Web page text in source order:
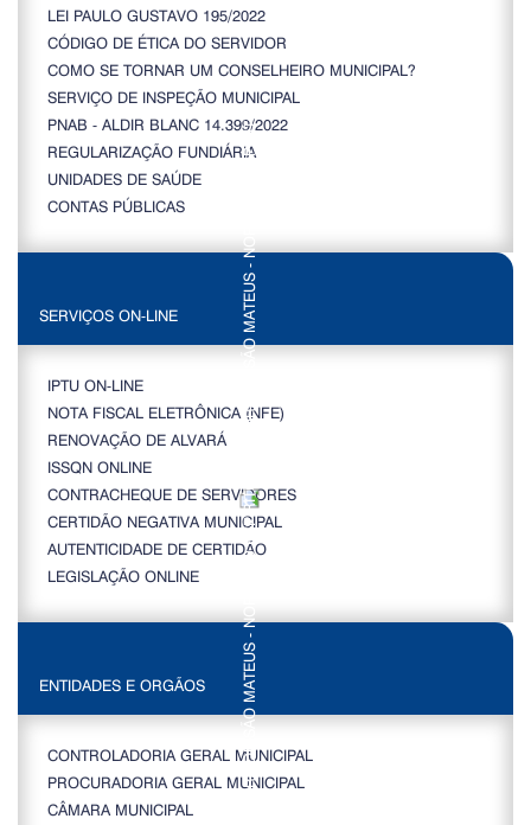
LEI PAULO GUSTAVO 195/2022
CÓDIGO DE ÉTICA DO SERVIDOR
COMO SE TORNAR UM CONSELHEIRO MUNICIPAL?
SERVIÇO DE INSPEÇÃO MUNICIPAL
PNAB - ALDIR BLANC 14.399/2022
REGULARIZAÇÃO FUNDIÁRIA
UNIDADES DE SAÚDE
CONTAS PÚBLICAS
SERVIÇOS ON-LINE
IPTU ON-LINE
NOTA FISCAL ELETRÔNICA (NFE)
RENOVAÇÃO DE ALVARÁ
ISSQN ONLINE
CONTRACHEQUE DE SERVIDORES
CERTIDÃO NEGATIVA MUNICIPAL
AUTENTICIDADE DE CERTIDÃO
LEGISLAÇÃO ONLINE
ENTIDADES E ORGÃOS
CONTROLADORIA GERAL MUNICIPAL
PROCURADORIA GERAL MUNICIPAL
CÂMARA MUNICIPAL